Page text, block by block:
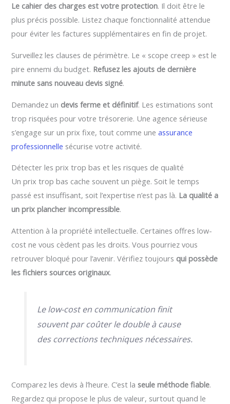
Le cahier des charges est votre protection. Il doit être le
plus précis possible. Listez chaque fonctionnalité attendue
pour éviter les factures supplémentaires en fin de projet.
Surveillez les clauses de périmètre. Le « scope creep » est le
pire ennemi du budget. Refusez les ajouts de dernière
minute sans nouveau devis signé.
Demandez un devis ferme et définitif. Les estimations sont
trop risquées pour votre trésorerie. Une agence sérieuse
s’engage sur un prix fixe, tout comme uneassurance
professionnelle sécurise votre activité.
Détecter les prix trop bas et les risques de qualité
Un prix trop bas cache souvent un piège. Soit le temps
passé est insuffisant, soit l’expertise n’est pas là. La qualité a
un prix plancher incompressible.
Attention à la propriété intellectuelle. Certaines offres low-
cost ne vous cèdent pas les droits. Vous pourriez vous
retrouver bloqué pour l’avenir. Vérifiez toujours qui possède
les fichiers sources originaux.
Le low-cost en communication finit
souvent par coûter le double à cause
des corrections techniques nécessaires.
Comparez les devis à l’heure. C’est laseule méthode fiable.
Regardez qui propose le plus de valeur, surtout quand le